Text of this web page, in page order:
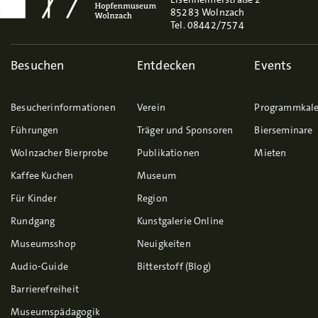
85283 Wolnzach
Tel. 08442/7574
Besuchen
Besucherinformationen
Führungen
Wolnzacher Bierprobe
Kaffee Kuchen
Für Kinder
Rundgang
Museumsshop
Audio-Guide
Barrierefreiheit
Museumspädagogik
Entdecken
Verein
Träger und Sponsoren
Publikationen
Museum
Region
Kunstgalerie Online
Neuigkeiten
Bitterstoff (Blog)
Events
Bierseminare
Mieten